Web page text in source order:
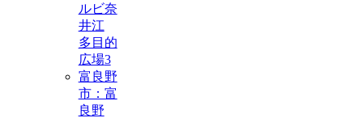
ルビ奈
井江
多目的
広場3
富良野
市：富
良野